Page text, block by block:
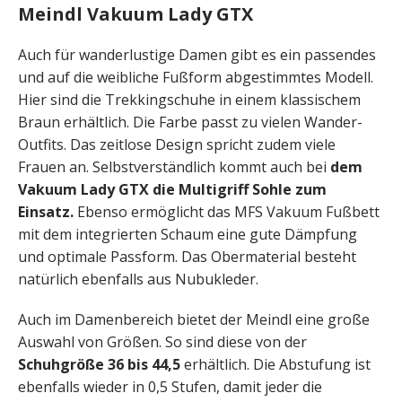
Meindl Vakuum Lady GTX
Auch für wanderlustige Damen gibt es ein passendes
und auf die weibliche Fußform abgestimmtes Modell.
Hier sind die Trekkingschuhe in einem klassischem
Braun erhältlich. Die Farbe passt zu vielen Wander-
Outfits. Das zeitlose Design spricht zudem viele
Frauen an. Selbstverständlich kommt auch bei dem
Vakuum Lady GTX die Multigriff Sohle zum
Einsatz. Ebenso ermöglicht das MFS Vakuum Fußbett
mit dem integrierten Schaum eine gute Dämpfung
und optimale Passform. Das Obermaterial besteht
natürlich ebenfalls aus Nubukleder.
Auch im Damenbereich bietet der Meindl eine große
Auswahl von Größen. So sind diese von der
Schuhgröße 36 bis 44,5erhältlich. Die Abstufung ist
ebenfalls wieder in 0,5 Stufen, damit jeder die